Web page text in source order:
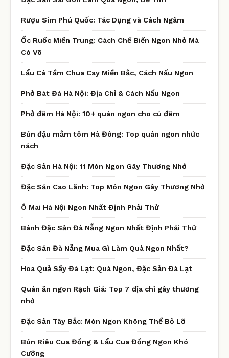
Rượu Sim Phú Quốc: Tác Dụng và Cách Ngâm
Ốc Ruốc Miền Trung: Cách Chế Biến Ngon Nhỏ Mà
Có Võ
Lẩu Cá Tầm Chua Cay Miền Bắc, Cách Nấu Ngon
Phở Bát Đá Hà Nội: Địa Chỉ & Cách Nấu Ngon
Phở đêm Hà Nội: 10+ quán ngon cho cú đêm
Bún đậu mắm tôm Hà Đông: Top quán ngon nhức
nách
Đặc Sản Hà Nội: 11 Món Ngon Gây Thương Nhớ
Đặc Sản Cao Lãnh: Top Món Ngon Gây Thương Nhớ
Ô Mai Hà Nội Ngon Nhất Định Phải Thử
Bánh Đặc Sản Đà Nẵng Ngon Nhất Định Phải Thử
Đặc Sản Đà Nẵng Mua Gì Làm Quà Ngon Nhất?
Hoa Quả Sấy Đà Lạt: Quà Ngon, Đặc Sản Đà Lạt
Quán ăn ngon Rạch Giá: Top 7 địa chỉ gây thương
nhớ
Đặc Sản Tây Bắc: Món Ngon Không Thể Bỏ Lỡ
Bún Riêu Cua Đồng & Lẩu Cua Đồng Ngon Khó
Cưỡng